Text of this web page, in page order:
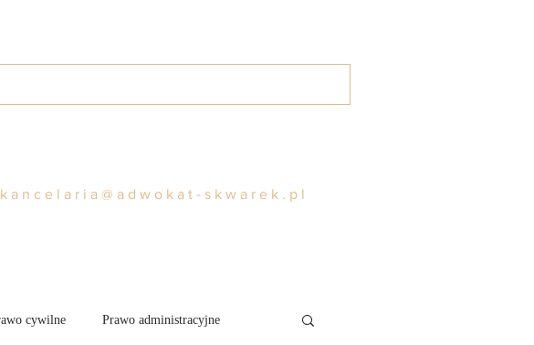
kancelaria@adwokat-skwarek.pl
cywilne Prawo administracyjne